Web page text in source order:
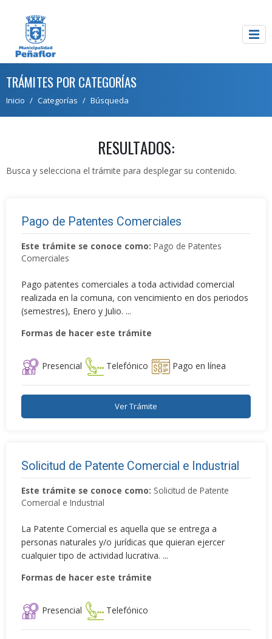
TRÁMITES POR CATEGORÍAS
Inicio Categorías Búsqueda
RESULTADOS:
Busca y selecciona el trámite para desplegar su contenido.
Pago de Patentes Comerciales
Este trámite se conoce como: Pago de Patentes
Comerciales
Pago patentes comerciales a toda actividad comercial
realizada en la comuna, con vencimiento en dos periodos
(semestres), Enero y Julio. ...
Formas de hacer este trámite
Presencial Telefónico Pago en línea
Ver Trámite
Solicitud de Patente Comercial e Industrial
Este trámite se conoce como: Solicitud de Patente
Comercial e Industrial
La Patente Comercial es aquella que se entrega a
personas naturales y/o jurídicas que quieran ejercer
cualquier tipo de actividad lucrativa. ...
Formas de hacer este trámite
Presencial Telefónico